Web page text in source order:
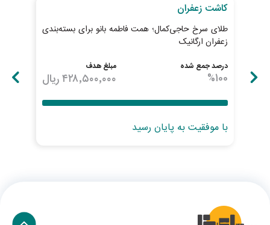
کاشت زعفران
طلای سرخ حاجی‌کمال؛ همت فاطمه بانو برای بسته‌بندی
زعفران ارگانیک
درصد جمع شده
%100
مبلغ هدف
۴۲۸٬۵۰۰٬۰۰۰ریال
با موفقیت به پایان رسید